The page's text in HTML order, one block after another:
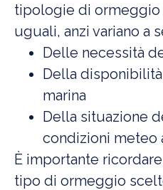
tipologie di
uguali, anzi variano a
Delle necessità
Della
marina
Della situazione
condizioni meteo
È importante
tipo di ormeggio